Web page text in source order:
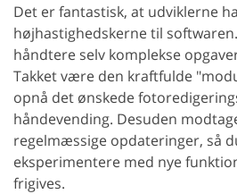
Det er fantastisk, at udviklerne
højhastighedskerne til
håndtere selv komplekse
Takket være den kraftfulde
opnå det ønskede
håndevending. Desuden
regelmæssige opdateringer, så
eksperimentere med nye
frigives.